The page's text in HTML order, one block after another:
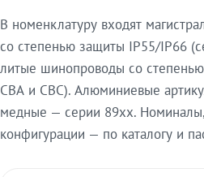
В номенклатуру входят
со степенью защиты IP55/IP66
литые шинопроводы со
СВА и СВС). Алюминиевые
медные — серии 89xx.
конфигурации — по каталогу и